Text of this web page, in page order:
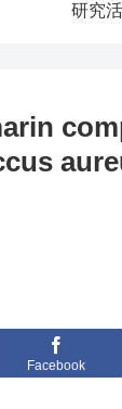
研究
Facebook